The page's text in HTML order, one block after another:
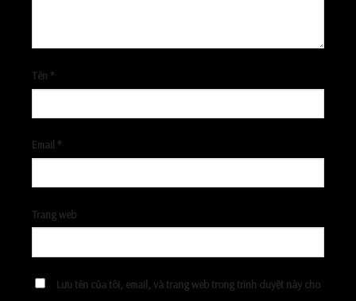
Tên *
Email *
Trang web
Lưu tên của tôi, email, và trang web trong trình duyệt này cho